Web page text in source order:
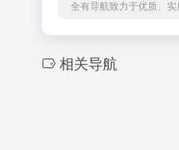
全有导航致力于优质、
相关导航